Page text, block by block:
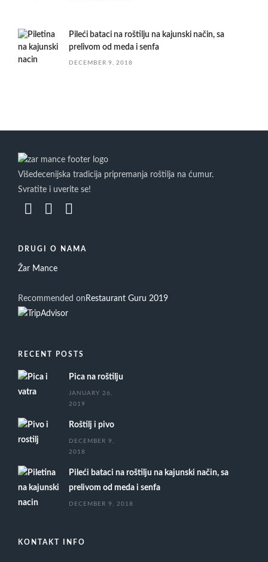
Pileći bataci na roštilju na kajunski način, sa
prelivom od meda i senfa
DECEMBER 9, 2018
Višedecenijska tradicija pripremanja roštilja na ćumur.
Svratite i uverite se!
DRUGI O NAMA
Žar Mance
Recommended on Restaurant Guru 2019
RECENT POSTS
Pica na roštilju
JANUARY 26,
2019
Roštilj i pivo
DECEMBER 9,
2018
Pileći bataci na roštilju na kajunski način, sa
prelivom od meda i senfa
DECEMBER 9, 2018
KONTAKT INFO